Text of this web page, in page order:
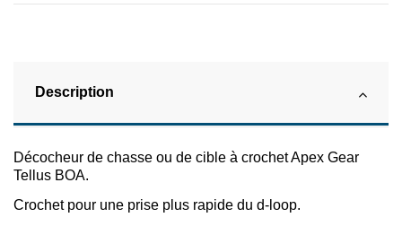
Description
Décocheur de chasse ou de cible à crochet Apex Gear
Tellus BOA.
Crochet pour une prise plus rapide du d-loop.